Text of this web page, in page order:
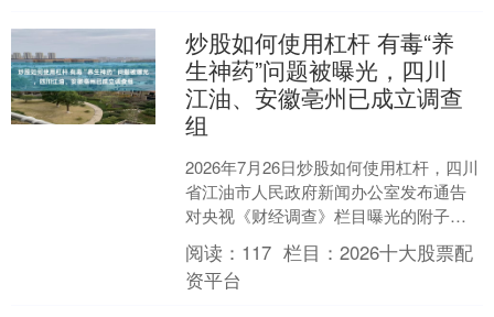
炒股如何使用杠杆 有毒“养
生神药”问题被曝光，四川
江油、安徽亳州已成立调查
组
2026年7月26日炒股如何使用杠杆，四川
省江油市人民政府新闻办公室发布通告
对央视《财经调查》栏目曝光的附子违
规销售贩卖问题进行专项调查。 7月26
日，总台《财....
阅读： 117 栏目：2026十大股票配
资平台